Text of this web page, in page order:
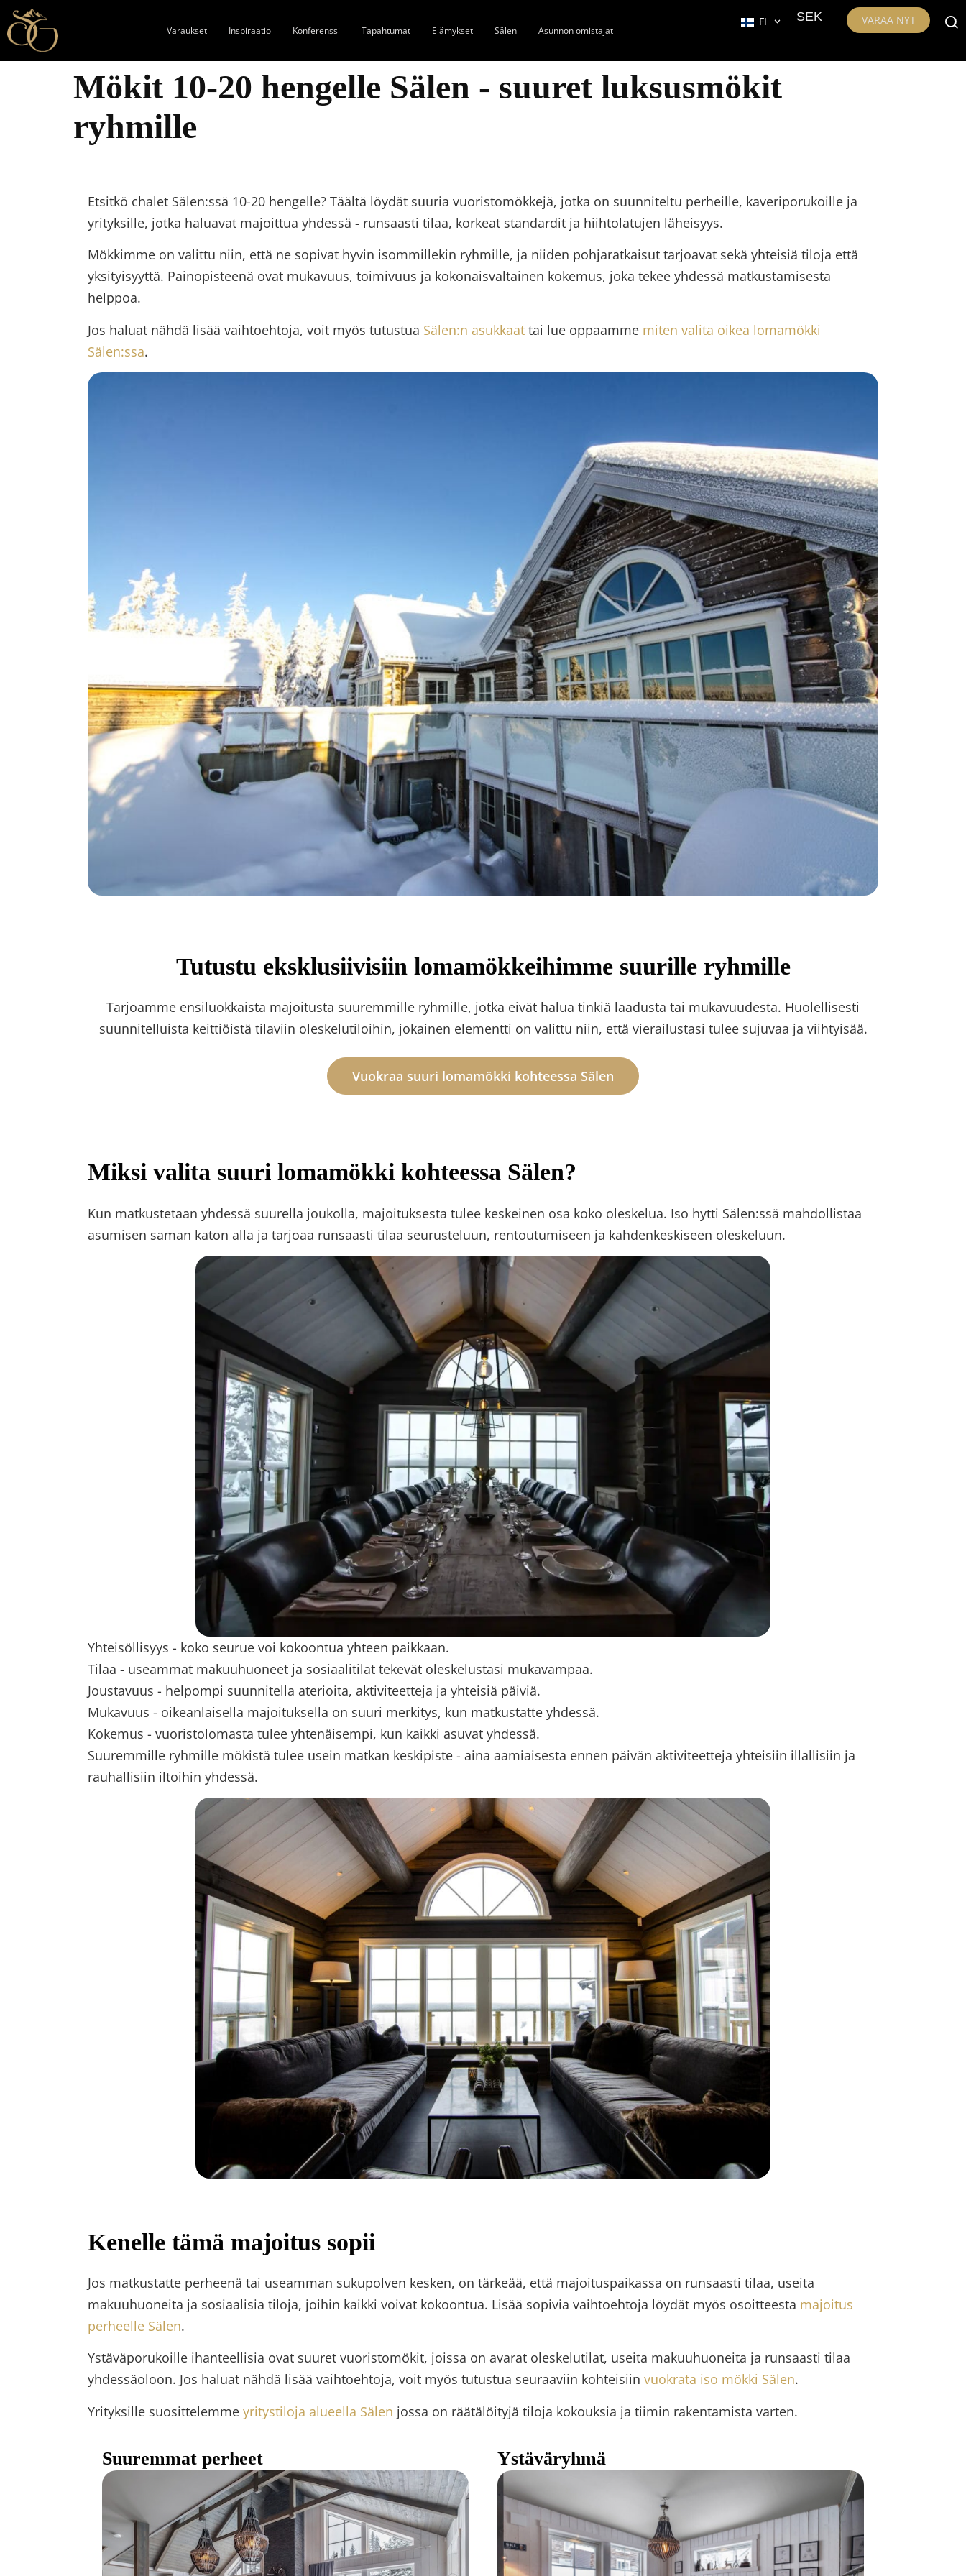
Varaukset Inspiraatio Konferenssi Tapahtumat Elämykset Sälen Asunnon omistajat
FI SEK VARAA NYT
Mökit 10-20 hengelle Sälen - suuret luksusmökit
ryhmille
Etsitkö chalet Sälen:ssä 10-20 hengelle? Täältä löydät suuria vuoristomökkejä, jotka on suunniteltu perheille, kaveriporukoille ja
yrityksille, jotka haluavat majoittua yhdessä - runsaasti tilaa, korkeat standardit ja hiihtolatujen läheisyys.
Mökkimme on valittu niin, että ne sopivat hyvin isommillekin ryhmille, ja niiden pohjaratkaisut tarjoavat sekä yhteisiä tiloja että
yksityisyyttä. Painopisteenä ovat mukavuus, toimivuus ja kokonaisvaltainen kokemus, joka tekee yhdessä matkustamisesta
helppoa.
Jos haluat nähdä lisää vaihtoehtoja, voit myös tutustua Sälen:n asukkaat tai lue oppaamme miten valita oikea lomamökki
Sälen:ssa.
Tutustu eksklusiivisiin lomamökkeihimme suurille ryhmille
Tarjoamme ensiluokkaista majoitusta suuremmille ryhmille, jotka eivät halua tinkiä laadusta tai mukavuudesta. Huolellisesti
suunnitelluista keittiöistä tilaviin oleskelutiloihin, jokainen elementti on valittu niin, että vierailustasi tulee sujuvaa ja viihtyisää.
Vuokraa suuri lomamökki kohteessa Sälen
Miksi valita suuri lomamökki kohteessa Sälen?
Kun matkustetaan yhdessä suurella joukolla, majoituksesta tulee keskeinen osa koko oleskelua. Iso hytti Sälen:ssä mahdollistaa
asumisen saman katon alla ja tarjoaa runsaasti tilaa seurusteluun, rentoutumiseen ja kahdenkeskiseen oleskeluun.
Yhteisöllisyys - koko seurue voi kokoontua yhteen paikkaan.
Tilaa - useammat makuuhuoneet ja sosiaalitilat tekevät oleskelustasi mukavampaa.
Joustavuus - helpompi suunnitella aterioita, aktiviteetteja ja yhteisiä päiviä.
Mukavuus - oikeanlaisella majoituksella on suuri merkitys, kun matkustatte yhdessä.
Kokemus - vuoristolomasta tulee yhtenäisempi, kun kaikki asuvat yhdessä.
Suuremmille ryhmille mökistä tulee usein matkan keskipiste - aina aamiaisesta ennen päivän aktiviteetteja yhteisiin illallisiin ja
rauhallisiin iltoihin yhdessä.
Kenelle tämä majoitus sopii
Jos matkustatte perheenä tai useamman sukupolven kesken, on tärkeää, että majoituspaikassa on runsaasti tilaa, useita
makuuhuoneita ja sosiaalisia tiloja, joihin kaikki voivat kokoontua. Lisää sopivia vaihtoehtoja löydät myös osoitteesta majoitus
perheelle Sälen.
Ystäväporukoille ihanteellisia ovat suuret vuoristomökit, joissa on avarat oleskelutilat, useita makuuhuoneita ja runsaasti tilaa
yhdessäoloon. Jos haluat nähdä lisää vaihtoehtoja, voit myös tutustua seuraaviin kohteisiin vuokrata iso mökki Sälen.
Yrityksille suosittelemme yritystiloja alueella Sälen jossa on räätälöityjä tiloja kokouksia ja tiimin rakentamista varten.
Suuremmat perheet Ystäväryhmä